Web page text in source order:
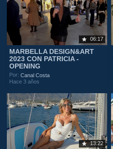
06:17
MARBELLA DESIGN&ART
2023 CON PATRICIA -
OPENING
Por:Canal Costa
Hace 3 años
13:22